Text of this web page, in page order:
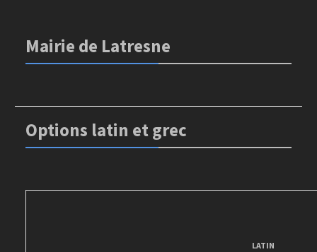
Mairie de Latresne
Options latin et grec
LATIN